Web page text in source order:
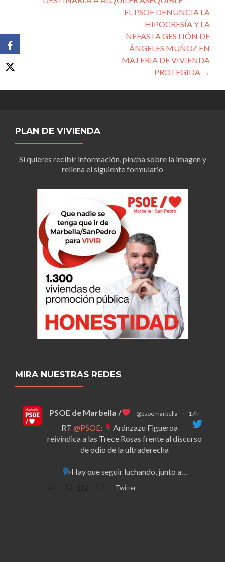
EL PSOE DENUNCIA LA
HIPOCRESÍA Y LA
NEFASTA GESTIÓN DE
ÁNGELES MUÑOZ EN
MATERIA DE VIVIENDA
PROTEGIDA →
PLAN DE VIVIENDA
Si quieres recibir información, pincha sobre la imagen y
rellena el siguiente formulario
MIRA NUESTRAS REDES
PSOE de Marbella / @psoemarbella · 17h
RT @PSOE:
Aránzazu Figueroa
reivindica a las Trece Rosas frente al discurso
de odio de la ultraderecha
Hay que seguir luchando, junto a…
Twitter